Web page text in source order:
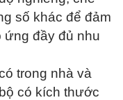
số khác để đảm
ứng đầy đủ nhu
trong nhà và
có kích thước